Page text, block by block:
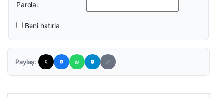
Parola:
Beni hatırla
Paylaş: